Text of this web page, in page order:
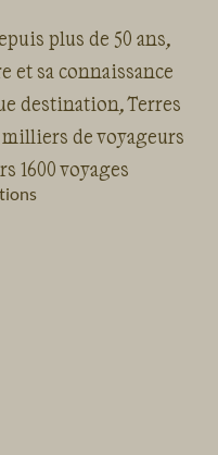
plus de 50 ans,
et sa connaissance
destination, Terres
de voyageurs
1600 voyages